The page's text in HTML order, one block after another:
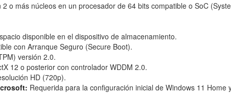
o más núcleos en un procesador de 64 bits compatible o SoC
disponible en el dispositivo de almacenamiento.
con Arranque Seguro (Secure Boot).
versión 2.0.
12 o posterior con controlador WDDM 2.0.
HD (720p).
Requerida para la configuración inicial de Windows 11